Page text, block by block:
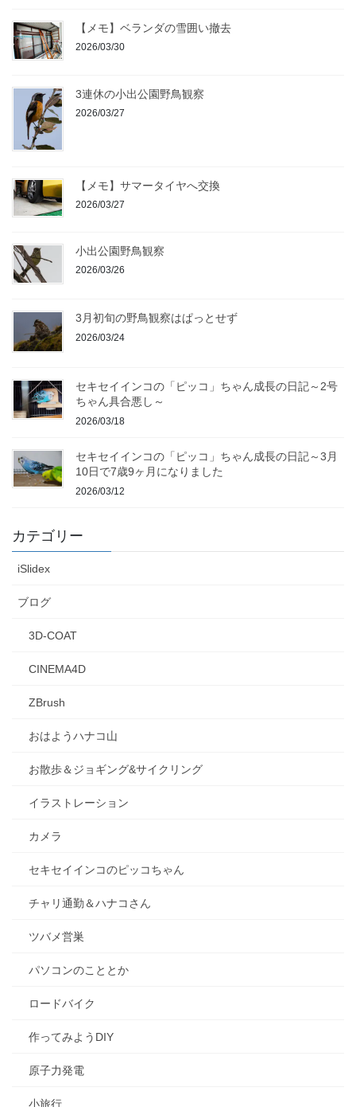
【メモ】ベランダの雪囲い撤去
2026/03/30
3連休の小出公園野鳥観察
2026/03/27
【メモ】サマータイヤへ交換
2026/03/27
小出公園野鳥観察
2026/03/26
3月初旬の野鳥観察はぱっとせず
2026/03/24
セキセイインコの「ピッコ」ちゃん成長の日記～2号
ちゃん具合悪し～
2026/03/18
セキセイインコの「ピッコ」ちゃん成長の日記～3月
10日で7歳9ヶ月になりました
2026/03/12
カテゴリー
iSlidex
ブログ
3D-COAT
CINEMA4D
ZBrush
おはようハナコ山
お散歩＆ジョギング&サイクリング
イラストレーション
カメラ
セキセイインコのピッコちゃん
チャリ通勤＆ハナコさん
ツバメ営巣
パソコンのこととか
ロードバイク
作ってみようDIY
原子力発電
小旅行